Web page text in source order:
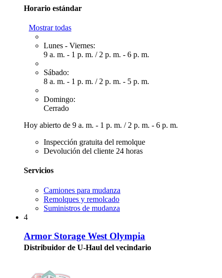
Horario estándar
Mostrar todas
Lunes - Viernes:
9 a. m. - 1 p. m. / 2 p. m. - 6 p. m.
Sábado:
8 a. m. - 1 p. m. / 2 p. m. - 5 p. m.
Domingo:
Cerrado
Hoy abierto de 9 a. m. - 1 p. m. / 2 p. m. - 6 p. m.
Inspección gratuita del remolque
Devolución del cliente 24 horas
Servicios
Camiones para mudanza
Remolques y remolcado
Suministros de mudanza
4
Armor Storage West Olympia
Distribuidor de U-Haul del vecindario